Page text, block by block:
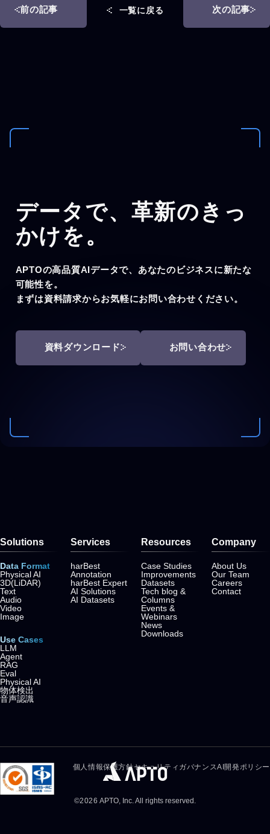
前の記事 一覧に戻る 次の記事
データで、 革新のきっ
かけを。
APTOの高品質AIデータで、あなたのビジネスに新たな
可能性を。
まずは資料請求からお気軽にお問い合わせください。
資料ダウンロード お問い合わせ
Solutions
Data Format
Physical AI
3D(LiDAR)
Text
Audio
Video
Image
Use Cases
LLM
Agent
RAG
Eval
Physical AI
物体検出
音声認識
Services
harBest
Annotation
harBest Expert
AI Solutions
AI Datasets
Resources
Case Studies
Improvements
Datasets
Tech blog &
Columns
Events &
Webinars
News
Downloads
Company
About Us
Our Team
Careers
Contact
個人情報保護方針セキュリティガバナンスAI開発ポリシー
©2026 APTO, Inc. All rights reserved.